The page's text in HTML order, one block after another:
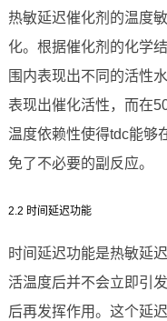
热敏延迟催化剂的温度
化。根据催化剂的化学
围内表现出不同的活性
表现出催化活性，而在
温度依赖性使得tdc能够
免了不必要的副反应。
2.2 时间延迟功能
时间延迟功能是热敏延
活温度后并不会立即引
后再发挥作用。这个延